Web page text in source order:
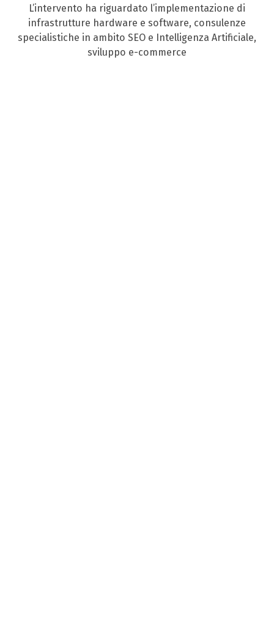
L’intervento ha riguardato l’implementazione di
infrastrutture hardware e software, consulenze
specialistiche in ambito SEO e Intelligenza Artificiale,
sviluppo e-commerce